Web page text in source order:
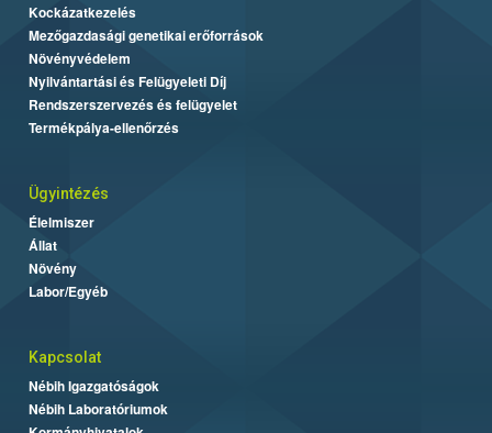
Kockázatkezelés
Mezőgazdasági genetikai erőforrások
Növényvédelem
Nyilvántartási és Felügyeleti Díj
Rendszerszervezés és felügyelet
Termékpálya-ellenőrzés
Ügyintézés
Élelmiszer
Állat
Növény
Labor/Egyéb
Kapcsolat
Nébih Igazgatóságok
Nébih Laboratóriumok